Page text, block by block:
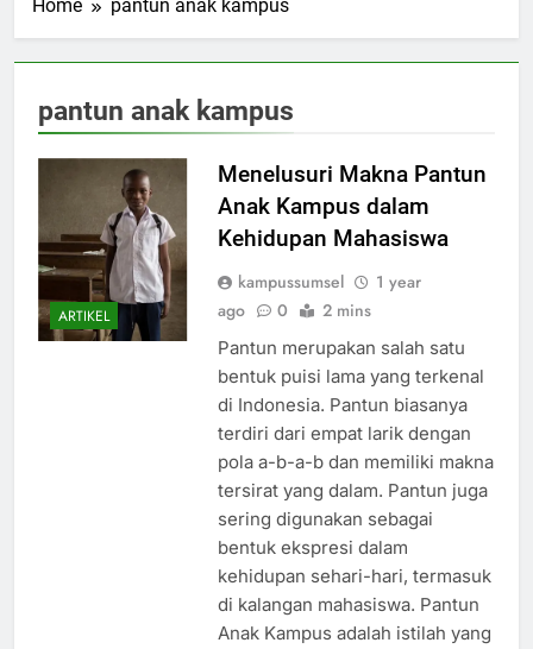
Home pantun anak kampus
pantun anak kampus
ARTIKEL
Menelusuri Makna Pantun
Anak Kampus dalam
Kehidupan Mahasiswa
kampussumsel
1 year
ago
0 2 mins
Pantun merupakan salah satu
bentuk puisi lama yang terkenal
di Indonesia. Pantun biasanya
terdiri dari empat larik dengan
pola a-b-a-b dan memiliki makna
tersirat yang dalam. Pantun juga
sering digunakan sebagai
bentuk ekspresi dalam
kehidupan sehari-hari, termasuk
di kalangan mahasiswa. Pantun
Anak Kampus adalah istilah yang